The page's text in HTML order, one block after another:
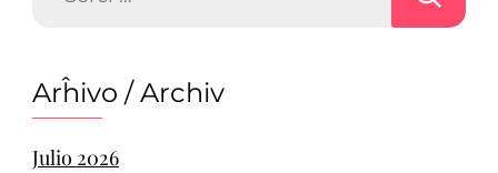
Arĥivo / Archiv
Julio 2026